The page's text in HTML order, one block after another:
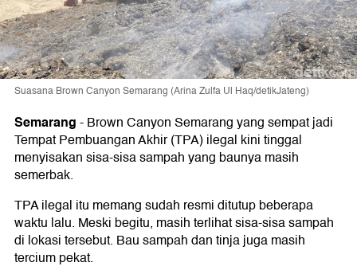
Suasana Brown Canyon Semarang (Arina Zulfa Ul Haq/detikJateng)
Semarang-Brown Canyon Semarang yang sempat jadi
Tempat Pembuangan Akhir (TPA) ilegal kini tinggal
menyisakan sisa-sisa sampah yang baunya masih
semerbak.
TPA ilegal itu memang sudah resmi ditutup beberapa
waktu lalu. Meski begitu, masih terlihat sisa-sisa sampah
di lokasi tersebut. Bau sampah dan tinja juga masih
tercium pekat.